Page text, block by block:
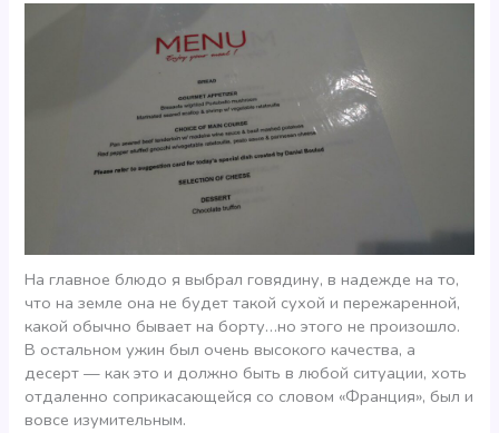
На главное блюдо я выбрал говядину, в надежде на то,
что на земле она не будет такой сухой и пережаренной,
какой обычно бывает на борту…но этого не произошло.
В остальном ужин был очень высокого качества, а
десерт — как это и должно быть в любой ситуации, хоть
отдаленно соприкасающейся со словом «Франция», был и
вовсе изумительным.